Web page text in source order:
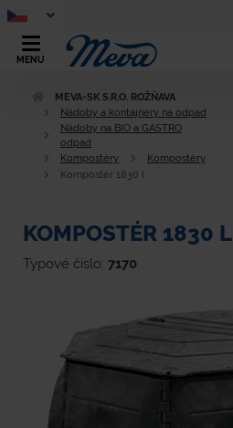
MENU
MEVA-SK S.R.O. ROŽŇAVA
Nádoby a kontajnery na odpad
Nádoby na BIO a GASTRO
odpad
Kompostéry
Kompostéry
Kompostér 1830 l
KOMPOSTÉR 1830 L
Typové číslo: 7170